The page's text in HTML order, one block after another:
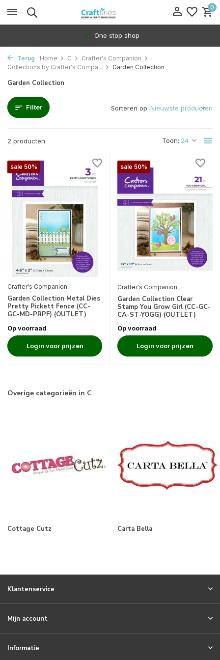
0
One stop shop
Terug Home C
Crafter's Companion
Collections by Crafter's Compa...
Garden Collection
Garden Collection
Filter
2 producten Toon:
Sorteren op:
sale 50%
Crafter's Companion
Garden Collection Metal Dies
Pretty Pickett Fence (CC-
GC-MD-PRPF) (OUTLET)
Op voorraad
Login voor prijzen
sale 50%
Crafter's Companion
Garden Collection Clear
Stamp You Grow Girl (CC-GC-
CA-ST-YOGG) (OUTLET)
Op voorraad
Login voor prijzen
Overige categorieën in C
Cottage Cutz Carta Bella
Klantenservice
Mijn account
Informatie